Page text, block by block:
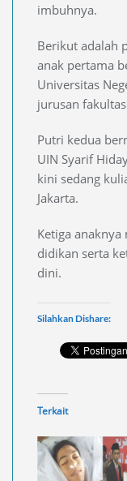
imbuhnya.
Berikut adalah
anak pertama
Universitas
jurusan
Putri kedua
UIN Syarif
kini sedang
Jakarta.
Ketiga
didikan serta
dini.
Silahkan Dishare:
Terkait